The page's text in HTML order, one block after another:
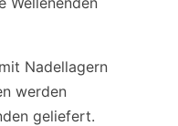
Nadellagern
werden
geliefert.